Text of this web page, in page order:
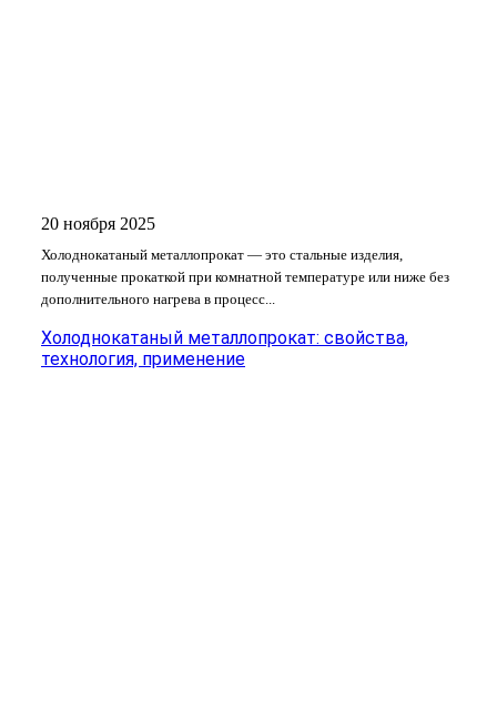
20 ноября 2025
Холоднокатаный металлопрокат — это стальные изделия,
полученные прокаткой при комнатной температуре или ниже без
дополнительного нагрева в процесс...
Холоднокатаный металлопрокат: свойства,
технология, применение